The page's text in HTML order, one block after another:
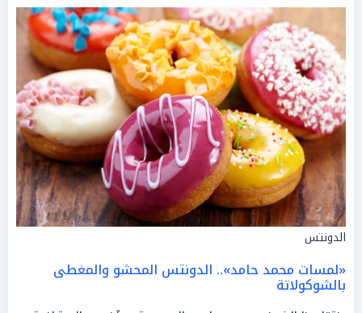
الدونتس
«لمسات محمد حامد».. الدونتس المحشو والمغطى
بالشوكولاتة